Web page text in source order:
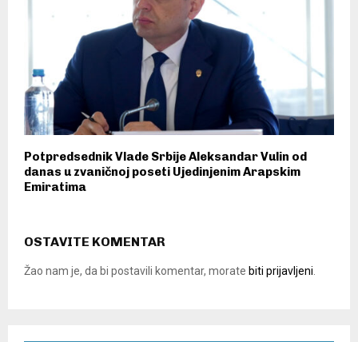
Potpredsednik Vlade Srbije Aleksandar Vulin od
danas u zvaničnoj poseti Ujedinjenim Arapskim
Emiratima
OSTAVITE KOMENTAR
Žao nam je, da bi postavili komentar, morate biti prijavljeni